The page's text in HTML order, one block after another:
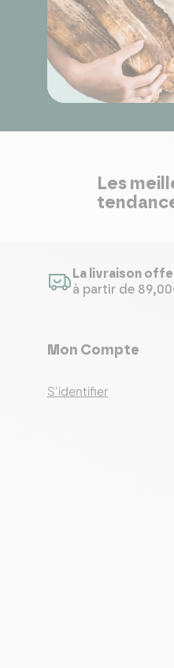
Les
La livraison
à partir de
Mon Compte
S'identifier